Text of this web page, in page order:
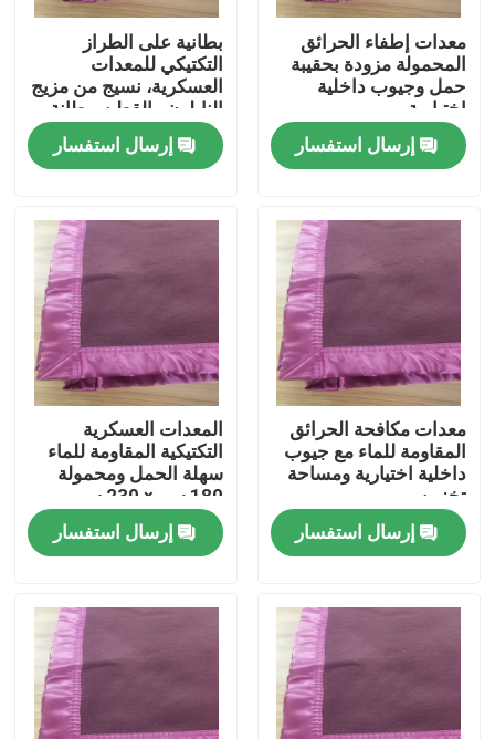
المنزل
المنتجات
جولة في المصنع
مراقبة الجودة
أخبار
ملابس عسكرية تكتيكية
سترة عسكرية تكتيكية مضادة للرصاص
معدات إطفاء الحرائق
المحمولة مزودة بحقيبة
حمل وجيوب داخلية
اختيارية
إرسال استفسار
بطانية على الطراز
التكتيكي للمعدات
العسكرية، نسيج من مزيج
النايلون والقطن، بطانة
قابلة للإزالة لسهولة
التنظيفإرسال استفسار
معدات مكافحة الحرائق
المقاومة للماء مع جيوب
داخلية اختيارية ومساحة
تخزين
إرسال استفسار
المعدات العسكرية
التكتيكية المقاومة للماء
سهلة الحمل ومحمولة
180 سم × 230 سم
إرسال استفسار